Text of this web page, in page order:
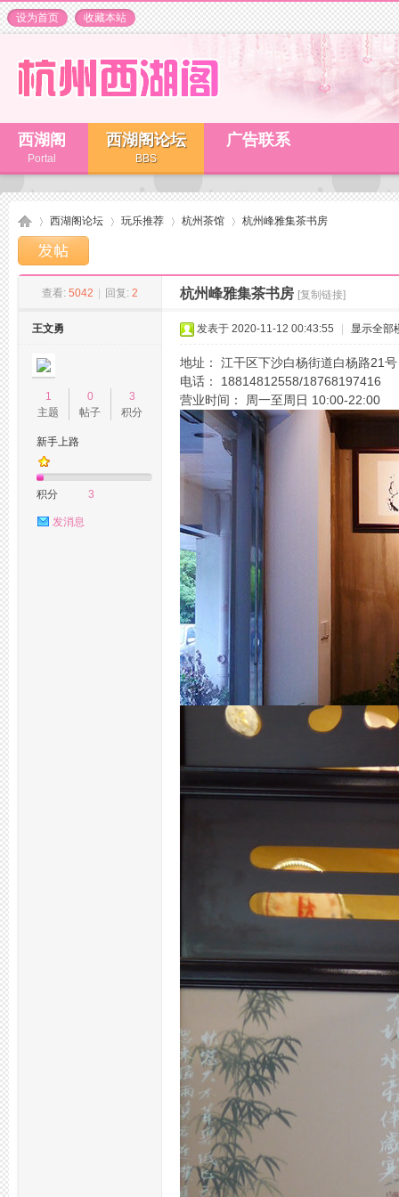
设为首页 收藏本站
西湖阁
Portal
西湖阁论坛
BBS
广告联系
西湖阁论坛
›
玩乐推荐 杭州茶馆
›
杭州峰雅集茶书房
查看: 5042 回复: 2 杭州峰雅集茶书房 [复制链接]
王文勇
1
主题
0
帖子
3
积分
新手上路
积分 3
发消息
发表于 2020-11-12 00:43:55 显示全部
地址： 江干区下沙白杨街道白杨路21
电话： 18814812558/18768197416
营业时间： 周一至周日 10:00-22:00